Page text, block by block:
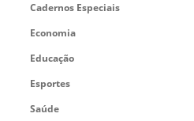
Cadernos Especiais
Economia
Educação
Esportes
Saúde